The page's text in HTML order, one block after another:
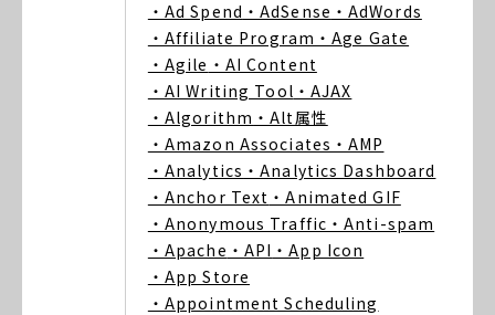
・Ad Spend ・AdSense ・AdWords
・Affiliate Program ・Age Gate
・Agile ・AI Content
・AI Writing Tool ・AJAX
・Algorithm ・Alt属性
・Amazon Associates ・AMP
・Analytics ・Analytics Dashboard
・Anchor Text ・Animated GIF
・Anonymous Traffic ・Anti-spam
・Apache ・API ・App Icon
・App Store
・Appointment Scheduling